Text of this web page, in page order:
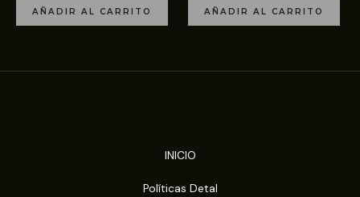
AÑADIR AL CARRITO AÑADIR AL CARRITO
INICIO
Políticas Detal